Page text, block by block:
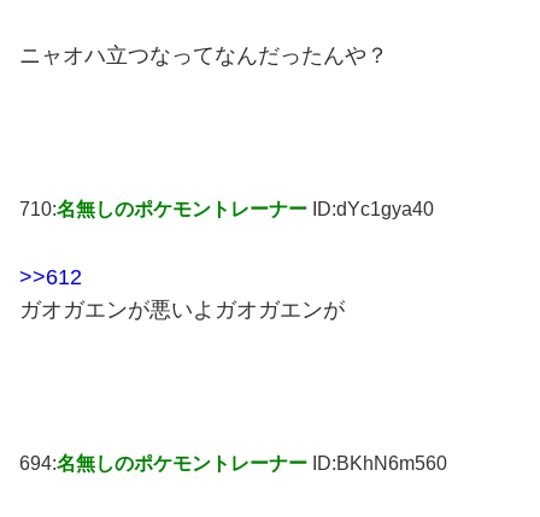
ニャオハ立つなってなんだったんや？
710:名無しのポケモントレーナー ID:dYc1gya40
>>612
ガオガエンが悪いよガオガエンが
694:名無しのポケモントレーナー ID:BKhN6m560